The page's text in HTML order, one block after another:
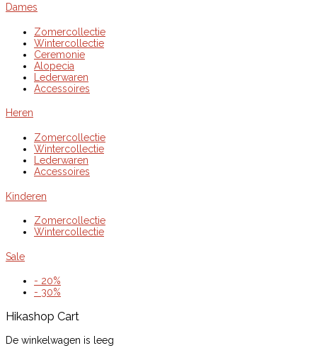
Dames
Zomercollectie
Wintercollectie
Ceremonie
Alopecia
Lederwaren
Accessoires
Heren
Zomercollectie
Wintercollectie
Lederwaren
Accessoires
Kinderen
Zomercollectie
Wintercollectie
Sale
- 20%
- 30%
Hikashop Cart
De winkelwagen is leeg